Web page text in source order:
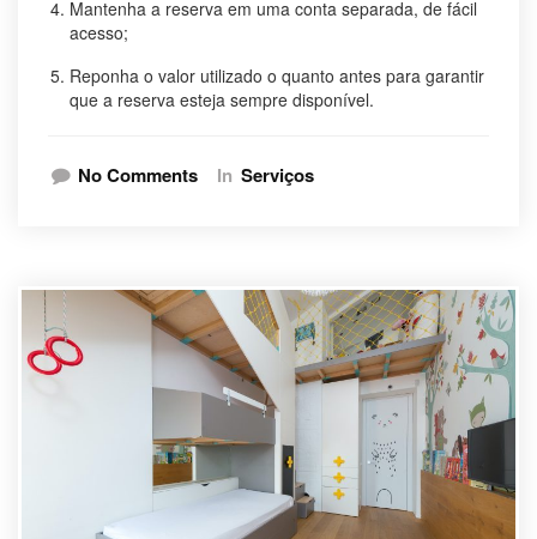
Mantenha a reserva em uma conta separada, de fácil
acesso;
Reponha o valor utilizado o quanto antes para garantir
que a reserva esteja sempre disponível.
No Comments In Serviços